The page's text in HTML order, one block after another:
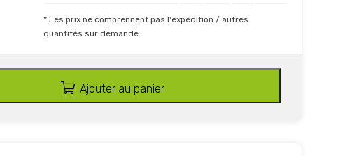
* Les prix ne comprennent pas l'expédition / autres
quantités sur demande
Ajouter au panier